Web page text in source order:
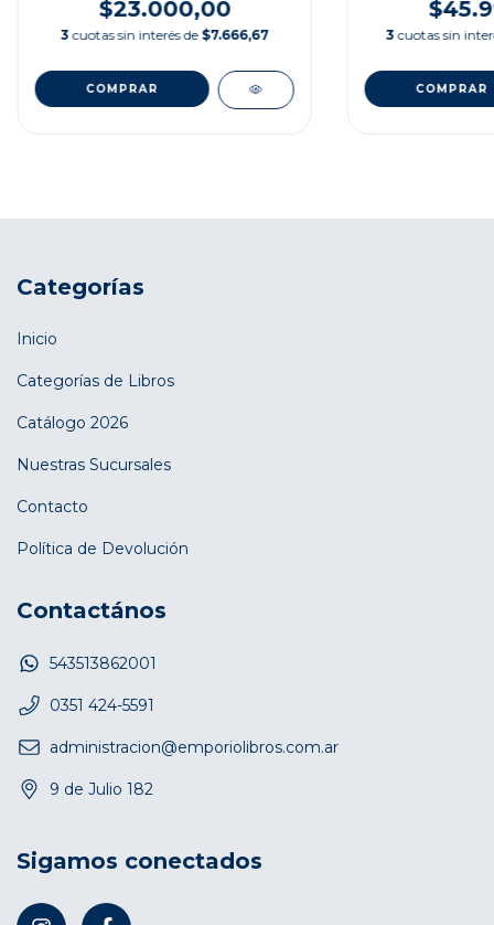
$23.000,00
3 cuotas sin interés de $7.666,67 3 cuotas sin
Categorías
Inicio
Categorías de Libros
Catálogo 2026
Nuestras Sucursales
Contacto
Política de Devolución
Contactános
543513862001
0351 424-5591
administracion@emporiolibros.com.ar
9 de Julio 182
Sigamos conectados